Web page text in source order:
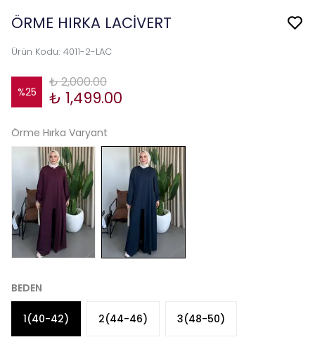
ÖRME HIRKA LACİVERT
Ürün Kodu: 4011-2-LAC
%25
₺ 2,000.00
₺ 1,499.00
Örme Hırka Varyant
BEDEN
1(40-42) 2(44-46) 3(48-50)